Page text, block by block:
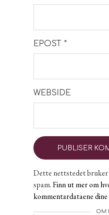
EPOST *
WEBSIDE
Dette nettstedet bruker
spam.Finn ut mer om
kommentardataene dine
OM